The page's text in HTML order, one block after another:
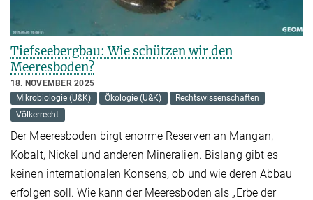
Tiefseebergbau: Wie schützen wir den
Meeresboden?
18. NOVEMBER 2025
Mikrobiologie (U&K)
Ökologie (U&K)
Rechtswissenschaften
Völkerrecht
Der Meeresboden birgt enorme Reserven an Mangan,
Kobalt, Nickel und anderen Mineralien. Bislang gibt es
keinen internationalen Konsens, ob und wie deren Abbau
erfolgen soll. Wie kann der Meeresboden als „Erbe der